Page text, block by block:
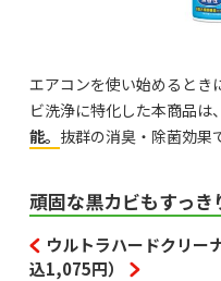
エアコンを使い始めるとき
ビ洗浄に特化した本商品は、
能。 抜群の消臭・除菌効果
頑固な黒カビもすっき
ウルトラハードクリ
込1,075円）